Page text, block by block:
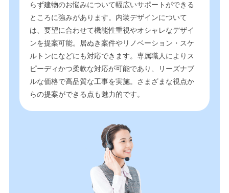
らず建物のお悩みについて幅広いサポートができる
ところに強みがあります。内装デザインについて
は、要望に合わせて機能性重視やオシャレなデザイ
ンを提案可能。居ぬき案件やリノベーション・スケ
ルトンになどにも対応できます。専属職人によりス
ピーディかつ柔軟な対応が可能であり、リーズナブ
ルな価格で高品質な工事を実施。さまざまな視点か
らの提案ができる点も魅力的です。